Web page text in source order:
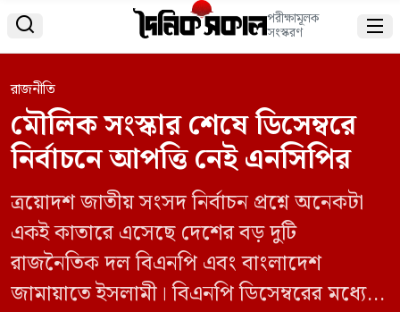
 পরীক্ষামূলক
সংস্করণ 
রাজনীতি
মৌলিক সংস্কার শেষে ডিসেম্বরে
নির্বাচনে আপত্তি নেই এনসিপির
ত্রয়োদশ জাতীয় সংসদ নির্বাচন প্রশ্নে অনেকটা
একই কাতারে এসেছে দেশের বড় দুটি
রাজনৈতিক দল বিএনপি এবং বাংলাদেশ
জামায়াতে ইসলামী। বিএনপি ডিসেম্বরের মধ্যে